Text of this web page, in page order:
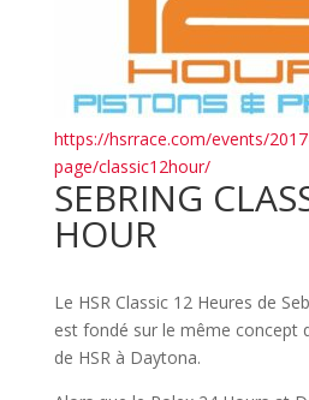
https://hsrrace.com/events/
page/classic12hour/
SEBRING
HOUR
Le HSR Classic 12 Heures de
est fondé sur le même concept
de HSR à Daytona.